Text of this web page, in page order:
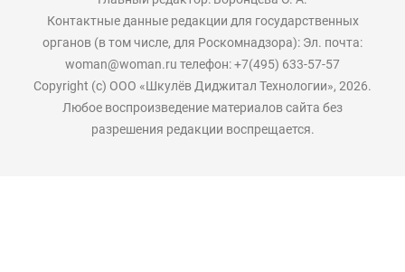
Контактные данные редакции для государственных
органов (в том числе, для Роскомнадзора): Эл. почта:
woman@woman.ru телефон: +7(495) 633-57-57
Copyright (с) ООО «Шкулёв Диджитал Технологии», 2026.
Любое воспроизведение материалов сайта без
разрешения редакции воспрещается.